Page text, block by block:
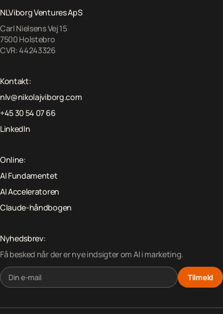
NLViborg Ventures ApS
Carl Nielsens Vej 15
7500 Holstebro
CVR: 44243326
Kontakt:
nlv@nikolajviborg.com
+45 30 54 07 66
LinkedIn
Online:
AI Fundamentet
AI Acceleratoren
Claude-håndbogen
Nyhedsbrev:
Få besked når der er nye indsigter om AI i marketing.
Tilmeld